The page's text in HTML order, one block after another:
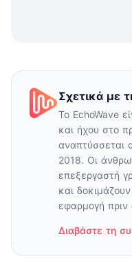
Σχετικά με
Το EchoWave
και ήχου στο
αναπτύσσεται
2018. Οι
επεξεργαστή
και
εφαρμογή πριν
Διαβάστε τη